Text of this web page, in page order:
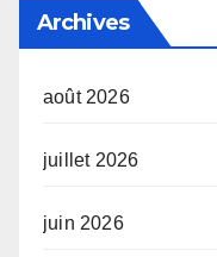
Archives
août 2026
juillet 2026
juin 2026